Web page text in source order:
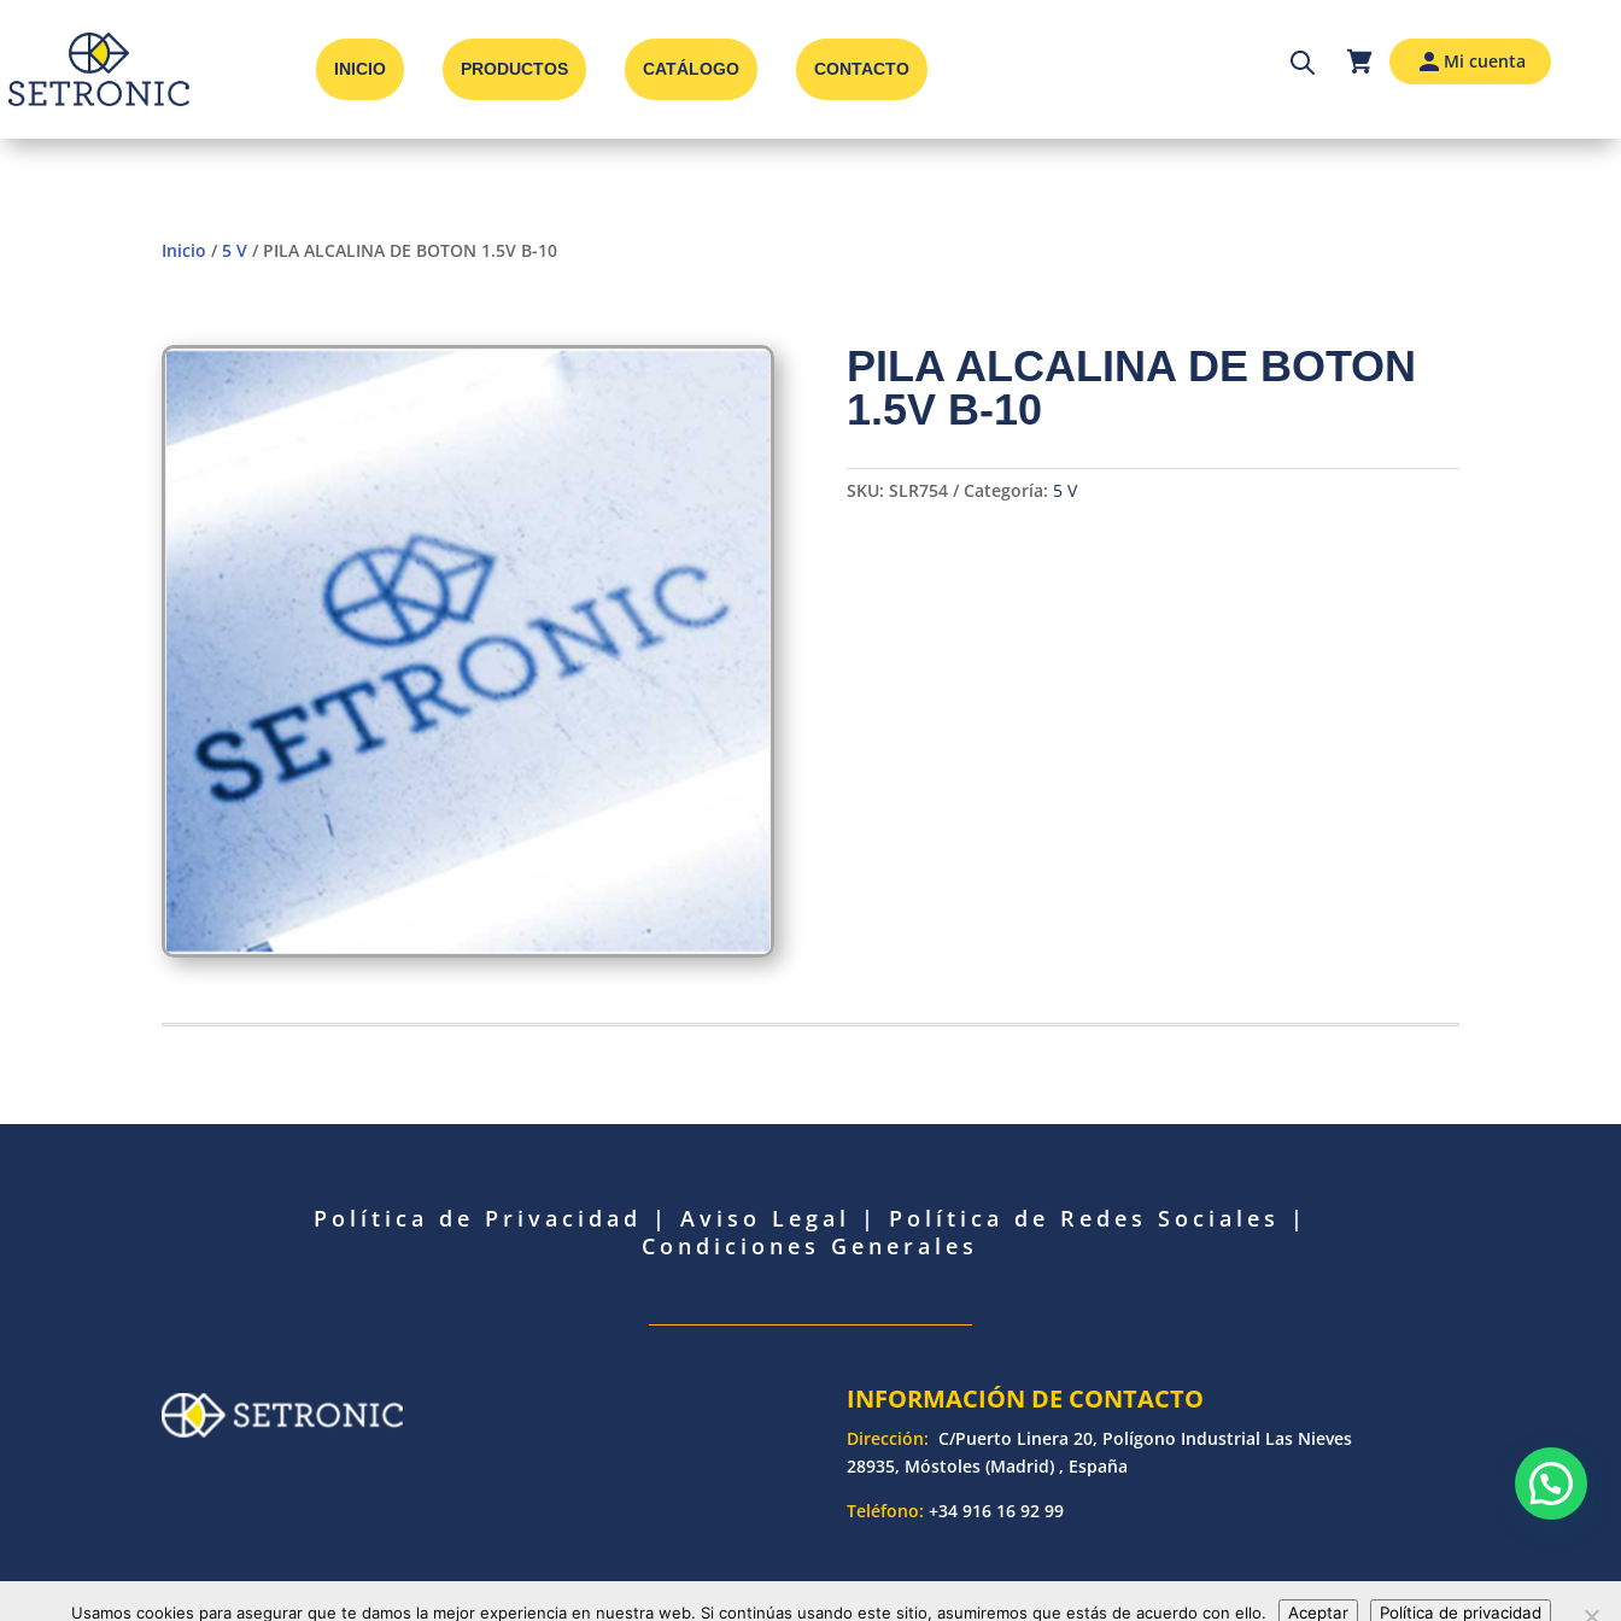
INICIO PRODUCTOS CATÁLOGO CONTACTO Mi cuenta
Inicio /5 V / PILA ALCALINA DE BOTON 1.5V B-10
PILA ALCALINA DE BOTON
1.5V B-10
SKU: SLR754 Categoría: 5 V
Política de Privacidad | Aviso Legal | Política de Redes Sociales
|
Condiciones Generales
INFORMACIÓN DE CONTACTO
Dirección: C/Puerto Linera 20, Polígono Industrial Las Nieves
28935, Móstoles (Madrid) , España
Teléfono: +34 916 16 92 99
© Copyright 2025 Setronic | Desarrollado por Bankoi Software Factory | Todos los derechos reservados
Usamos cookies para asegurar que te damos la mejor experiencia en nuestra web. Si continúas usando este sitio, asumiremos que estás de acuerdo con ello. Aceptar Política de privacidad